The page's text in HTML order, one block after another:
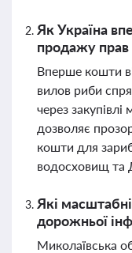
Як Україна
продажу
Вперше кошти
вилов риби
через
дозволяє
кошти для
водосховищ та
Які
дорожньої
Миколаївська